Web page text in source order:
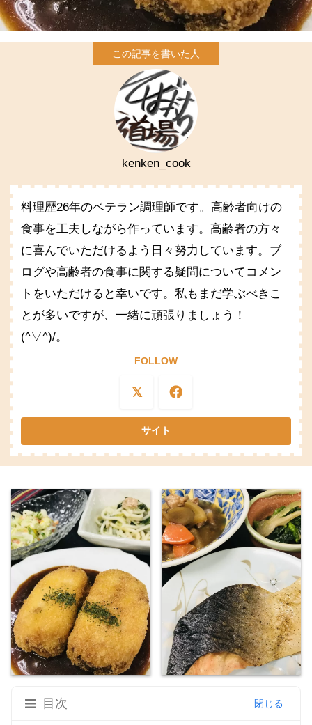
kenken_cook
料理歴26年のベテラン調理師です。高齢者向けの
食事を工夫しながら作っています。高齢者の方々
に喜んでいただけるよう日々努力しています。ブ
ログや高齢者の食事に関する疑問についてコメン
トをいただけると幸いです。私もまだ学ぶべきこ
とが多いですが、一緒に頑張りましょう！
(^▽^)/。
FOLLOW
目次